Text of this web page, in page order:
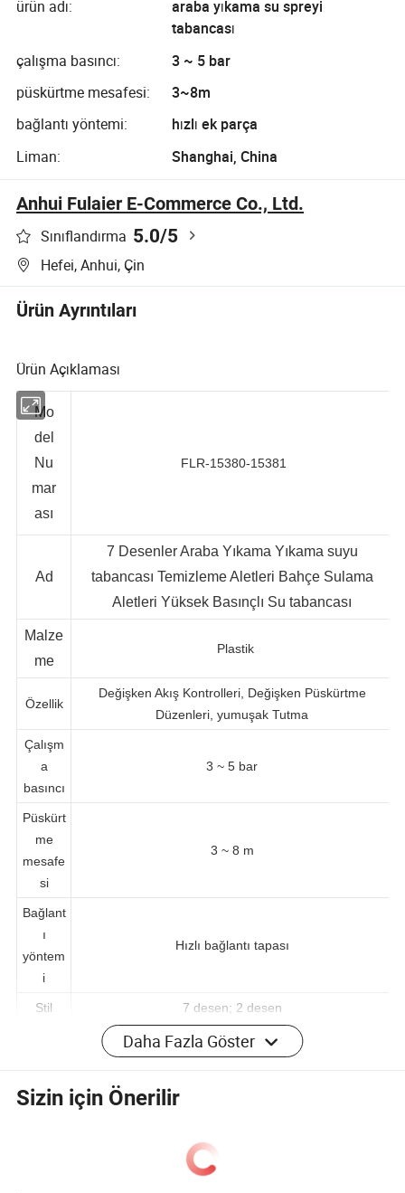
ürün adı:
araba yıkama su spreyi
tabancası
çalışma basıncı:
3 ~ 5 bar
püskürtme mesafesi:
3~8m
bağlantı yöntemi:
hızlı ek parça
Liman:
Shanghai, China
Anhui Fulaier E-Commerce Co., Ltd.
Sınıflandırma 5.0/5
Hefei, Anhui, Çin
Ürün Ayrıntıları
Ürün Açıklaması
Mo
del
Nu
mar
ası
7 Desenler Araba Yıkama Yıkama suyu
tabancası Temizleme Aletleri Bahçe Sulama
Aletleri Yüksek Basınçlı Su tabancası
Malze
me
Özellik
Değişken Akış Kontrolleri, Değişken Püskürtme
Çalışm
a
basıncı
Püskürt
me
mesafe
si
Bağlant
ı
yöntem
i
7 desen; 2 desen
nozulları, kurutucular, su hortumu, plastik konnektörler,
Daha Fazla Göster
Sizin için Önerilir